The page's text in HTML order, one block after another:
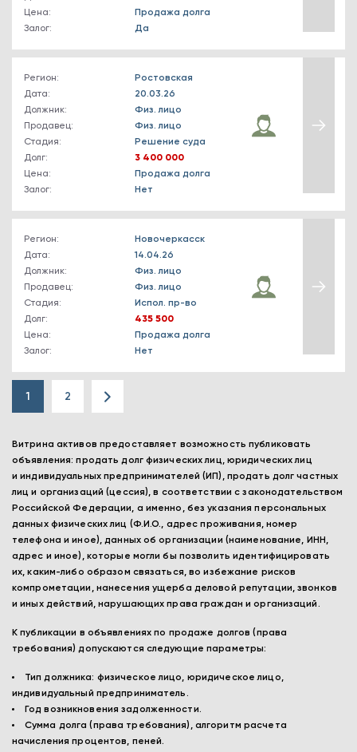
Цена:
Продажа долга
Залог:
Да
Регион:
Ростовская
Дата:
20.03.26
Должник:
Физ. лицо
Продавец:
Физ. лицо
Стадия:
Решение суда
Долг:
3 400 000
Цена:
Продажа долга
Залог:
Нет
Регион:
Новочеркасск
Дата:
14.04.26
Должник:
Физ. лицо
Продавец:
Физ. лицо
Стадия:
Испол. пр-во
Долг:
435 500
Цена:
Продажа долга
Залог:
Нет
1 2
Витрина активов предоставляет возможность публиковать
объявления: продать долг физических лиц, юридических лиц
и индивидуальных предпринимателей (ИП), продать долг частных
лиц и организаций (цессия), в соответствии с законодательством
Российской Федерации, а именно, без указания персональных
данных физических лиц (Ф.И.О., адрес проживания, номер
телефона и иное), данных об организации (наименование, ИНН,
адрес и иное), которые могли бы позволить идентифицировать
их, каким-либо образом связаться, во избежание рисков
компрометации, нанесения ущерба деловой репутации, звонков
и иных действий, нарушающих права граждан и организаций.
К публикации в объявлениях по продаже долгов (права
требования) допускаются следующие параметры:
Тип должника: физическое лицо, юридическое лицо,
индивидуальный предприниматель.
Год возникновения задолженности.
Сумма долга (права требования), алгоритм расчета
начисления процентов, пеней.